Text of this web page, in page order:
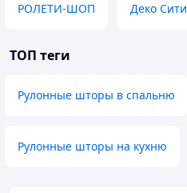
РОЛЕТИ-ШОП Деко Сити
ТОП теги
Рулонные шторы в спальню
Рулонные шторы на кухню